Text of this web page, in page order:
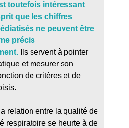
toutefois intéressant
que les chiffres
ne peuvent être
précis
Ils servent à pointer
et mesurer son
de critères et de
relation entre la qualité de
respiratoire se heurte à de